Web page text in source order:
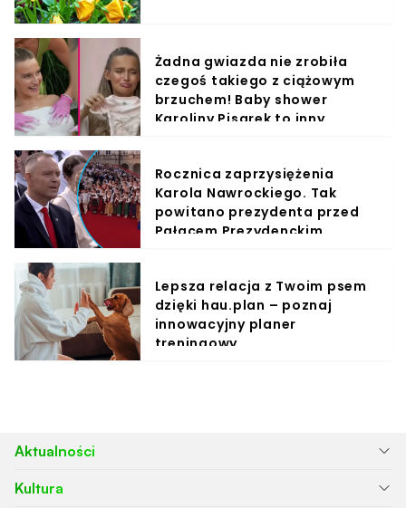
Żadna gwiazda nie zrobiła
czegoś takiego z ciążowym
brzuchem! Baby shower
Karoliny Pisarek to inny
Rocznica zaprzysiężenia
Karola Nawrockiego. Tak
powitano prezydenta przed
Pałacem Prezydenckim
Lepsza relacja z Twoim psem
dzięki hau.plan – poznaj
innowacyjny planer
treningowy
Aktualności
Kultura